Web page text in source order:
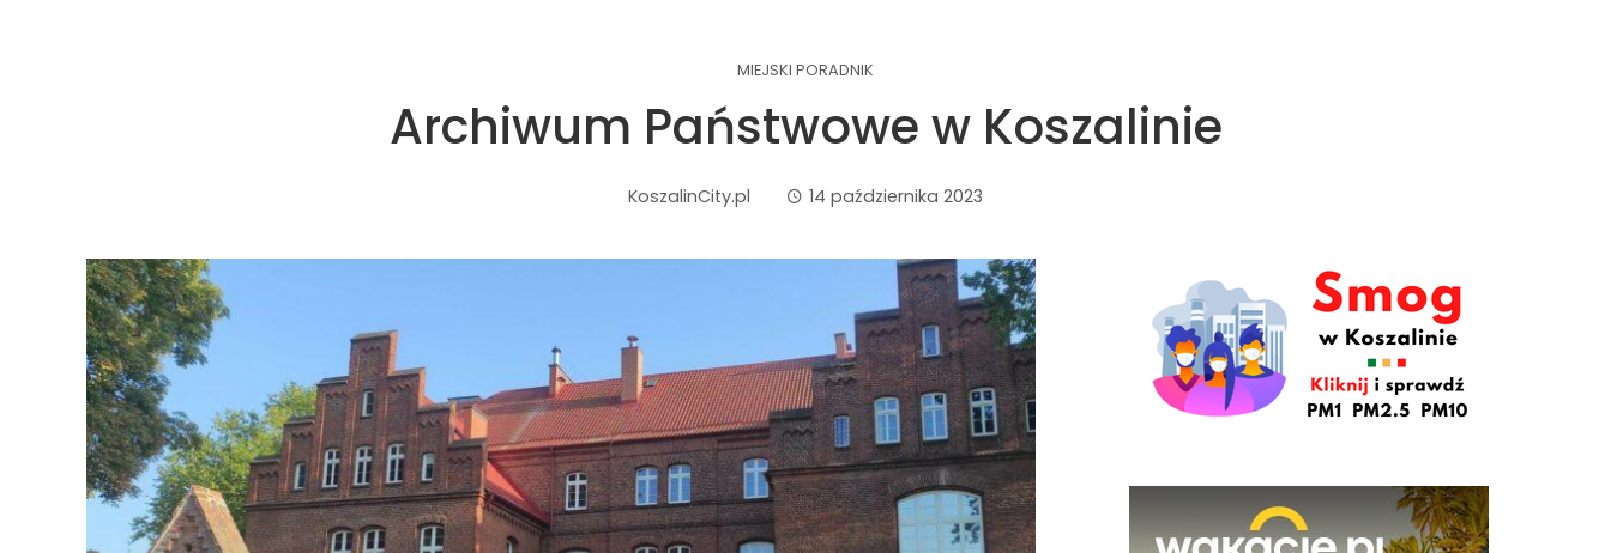
MIEJSKI PORADNIK
Archiwum Państwowe w Koszalinie
KoszalinCity.pl 14 października 2023